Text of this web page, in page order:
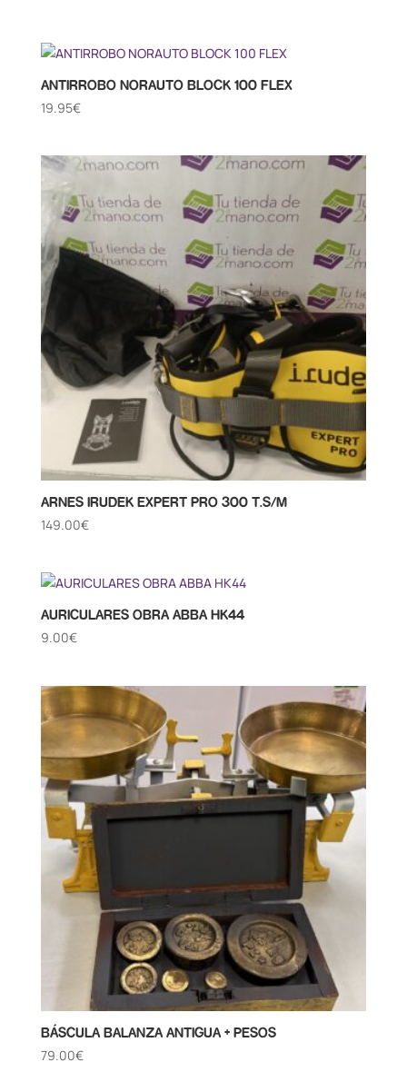
ANTIRROBO NORAUTO BLOCK 100 FLEX
19.95€
ARNES IRUDEK EXPERT PRO 300 T.S/M
149.00€
AURICULARES OBRA ABBA HK44
9.00€
BÁSCULA BALANZA ANTIGUA + PESOS
79.00€